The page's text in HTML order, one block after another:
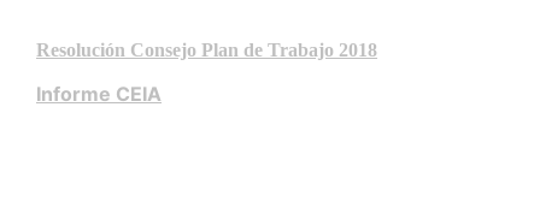
Resolución Consejo Plan de Trabajo 2018
Informe CEIA